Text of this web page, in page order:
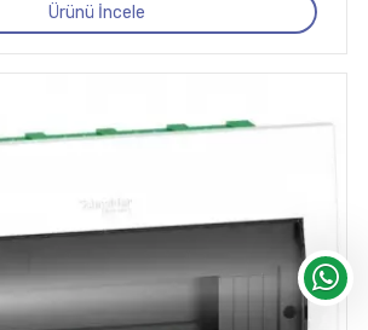
Ürünü İncele